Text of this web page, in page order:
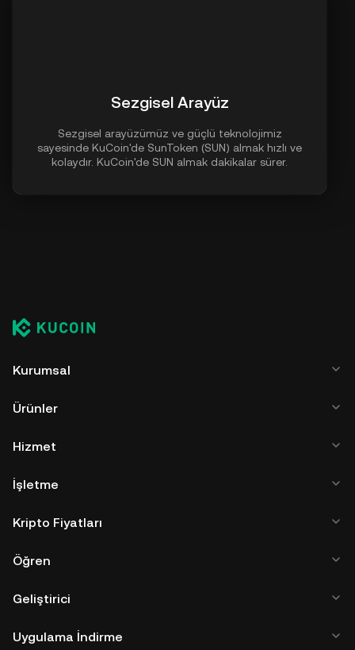
Sezgisel Arayüz
Sezgisel arayüzümüz ve güçlü teknolojimiz
sayesinde KuCoin'de SunToken (SUN) almak hızlı ve
kolaydır. KuCoin'de SUN almak dakikalar sürer.
Kurumsal
Ürünler
Hizmet
İşletme
Kripto Fiyatları
Öğren
Geliştirici
Uygulama İndirme